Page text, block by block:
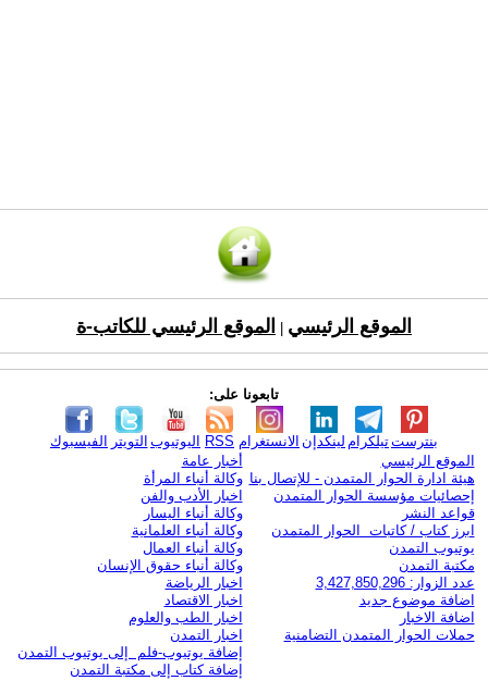
الموقع الرئيسي الموقع الرئيسي للكاتب-ة
تابعونا على:
الفيسبوك التويتر اليوتيوب RSS الانستغرام لينكدإن تيلكرامبنترست
الموقع الرئيسي
هيئة ادارة الحوار المتمدن - للإتصال بنا
إحصائيات مؤسسة الحوار المتمدن
قواعد النشر
ابرز كتاب / كاتبات الحوار المتمدن
يوتيوب التمدن
مكتبة التمدن
عدد الزوار: 3,427,850,296
اضافة موضوع جديد
اضافة الاخبار
حملات الحوار المتمدن التضامنية
أخبار عامة
وكالة أنباء المرأة
اخبار الأدب والفن
وكالة أنباء اليسار
وكالة أنباء العلمانية
وكالة أنباء العمال
وكالة أنباء حقوق الإنسان
اخبار الرياضة
اخبار الاقتصاد
اخبار الطب والعلوم
اخبار التمدن
إضافة يوتيوب-فلم إلى يوتيوب التمدن
إضافة كتاب إلى مكتبة التمدن